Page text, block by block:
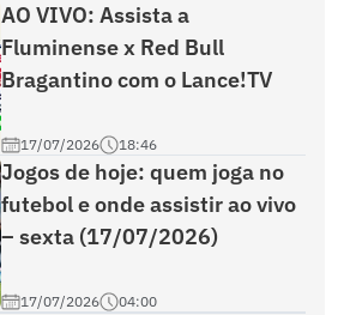
AO VIVO: Assista a
Fluminense x Red Bull
Bragantino com o Lance!TV
17/07/2026 18:46
Jogos de hoje: quem joga no
futebol e onde assistir ao vivo
– sexta (17/07/2026)
17/07/2026 04:00